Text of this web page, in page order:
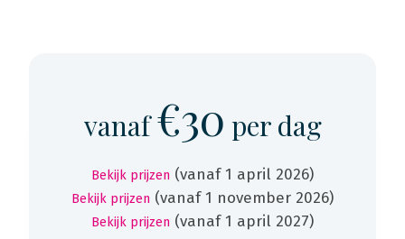
vanaf€30 per dag
Bekijk prijzen (vanaf 1 april 2026)
Bekijk prijzen (vanaf 1 november 2026)
Bekijk prijzen (vanaf 1 april 2027)